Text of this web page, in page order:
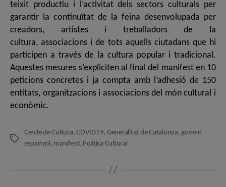
teixit productiu i l’activitat dels sectors culturals per
garantir la continuïtat de la feina desenvolupada per
creadors, artistes i treballadors de la
cultura, associacions i de tots aquells ciutadans que hi
participen a través de la cultura popular i tradicional.
Aquestes mesures s’expliciten al final del manifest en 10
peticions concretes i ja compta amb l’adhesió de 150
entitats, organitzacions i associacions del món cultural i
econòmic.
Etiquetes
Cercle de Cultura,COVID19, Generalitat de Catalunya, govern
espanyol , manifest, Política Cultural